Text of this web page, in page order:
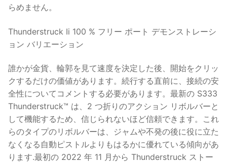
らめません。
Thunderstruck Ii 100 % フリー ポート デモンストレーシ
ョン バリエーション
誰かが金貨、輪郭を見て速度を決定した後、開始をクリッ
クするだけの価値があります。続行する直前に、接続の安
全性についてコメントする必要があります。最新の S333
Thunderstruck™ は、2 つ折りのアクション リボルバーと
して機能するため、信じられないほど信頼できます。これ
らのタイプのリボルバーは、ジャムや不発の後に役に立た
なくなる自動ピストルよりもはるかに優れている傾向があ
ります.最初の 2022 年 11 月から Thunderstruck ストー